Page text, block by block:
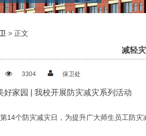
> 正文
减轻
3304 保卫处
好家园 | 我校开展防灾减灾系列活动
14个防灾减灾日，为提升广大师生员工防